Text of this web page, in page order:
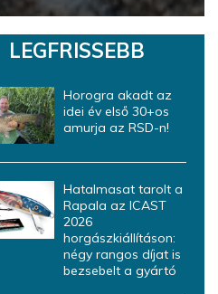
LEGFRISSEBB
Horogra akadt az
idei év első 30+os
amurja az RSD-n!
Hatalmasat tarolt a
Rapala az ICAST
2026
horgászkiállításon:
négy rangos díjat is
bezsebelt a gyártó